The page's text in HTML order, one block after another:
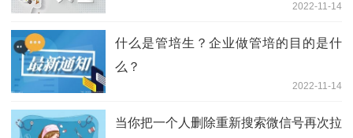
2022-11-14
什么是管培生？企业做管培的目的是什
么？
2022-11-14
当你把一个人删除重新搜索微信号再次拉